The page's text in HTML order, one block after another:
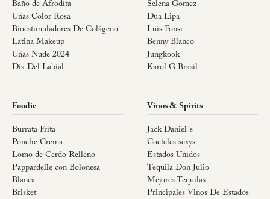
Baño de Afrodita
Uñas Color Rosa
Bioestimuladores De Colágeno
Latina Makeup
Uñas Nude 2024
Día Del Labial
Selena Gomez
Dua Lipa
Luis Fonsi
Benny Blanco
Jungkook
Karol G Brasil
Foodie
Burrata Frita
Ponche Crema
Lomo de Cerdo Relleno
Pappardelle con Boloñesa
Blanca
Brisket
Vinos & Spirits
Jack Daniel´s
Cocteles sexys
Estados Unidos
Tequila Don Julio
Mejores Tequilas
Principales Vinos De Estados